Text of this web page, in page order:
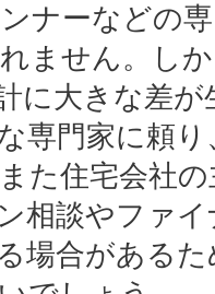
ナーなどの
ません。し
に大きな差
専門家に頼
た住宅会社
相談やファ
場合がある